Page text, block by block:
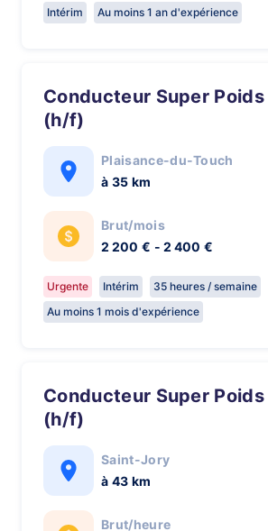
Intérim Au moins 1 an d'expérience
Conducteur Super Poids Lourds
(h/f)
Plaisance-du-Touch
à 35 km
Brut/mois
2 200 € - 2 400 €
Urgente Intérim
35 heures / semaine
Au moins 1 mois d'expérience
Conducteur Super Poids Lourds
(h/f)
Saint-Jory
à 43 km
Brut/heure